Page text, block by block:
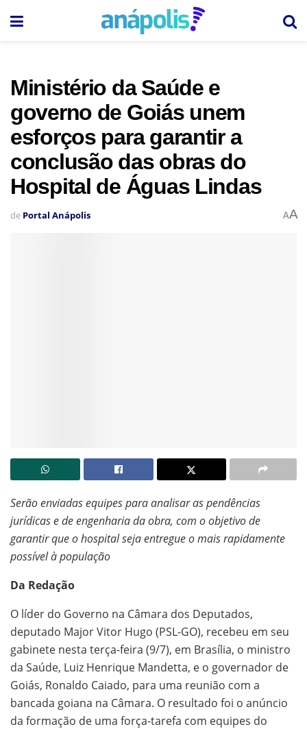
Ministério da Saúde e
governo de Goiás unem
esforços para garantir a
conclusão das obras do
Hospital de Águas Lindas
de Portal Anápolis AA
Serão enviadas equipes para analisar as pendências
jurídicas e de engenharia da obra, com o objetivo de
garantir que o hospital seja entregue o mais rapidamente
possível à população
Da Redação
O líder do Governo na Câmara dos Deputados,
deputado Major Vitor Hugo (PSL-GO), recebeu em seu
gabinete nesta terça-feira (9/7), em Brasília, o ministro
da Saúde, Luiz Henrique Mandetta, e o governador de
Goiás, Ronaldo Caiado, para uma reunião com a
bancada goiana na Câmara. O resultado foi o anúncio
da formação de uma força-tarefa com equipes do